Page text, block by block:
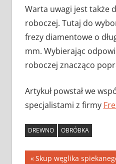
Warta uwagi jest także
roboczej. Tutaj do
frezy diamentowe o
mm. Wybierając
roboczej znacząco
Artykuł powstał we
specjalistami z firmy
DREWNO OBRÓBKA
Nawigacja
Previous
Skup węglika